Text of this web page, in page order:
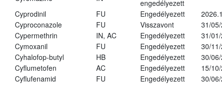
engedélyezett
Cyprodinil
FU Engedélyezett
Cyproconazole
FU Visszavont
31/
Cypermethrin
IN, AC Engedélyezett
31/
Cymoxanil
FU Engedélyezett
30/
Cyhalofop-butyl
HB Engedélyezett
30/
Cyflumetofen
AC Engedélyezett
15/
Cyflufenamid
FU Engedélyezett
30/